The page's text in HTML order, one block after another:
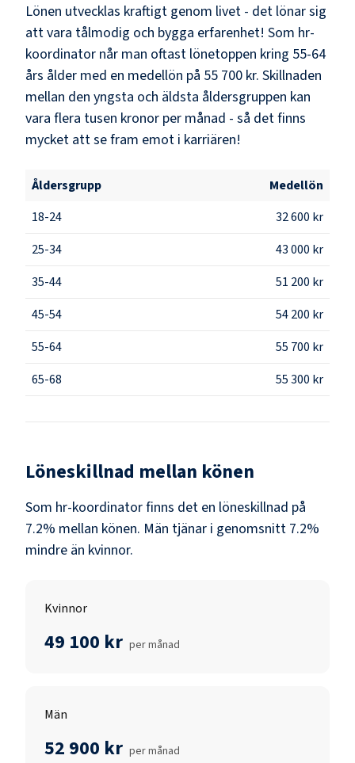
Lönen utvecklas kraftigt genom livet - det lönar sig
att vara tålmodig och bygga erfarenhet! Som hr-
koordinator når man oftast lönetoppen kring 55-64
års ålder med en medellön på 55 700 kr. Skillnaden
mellan den yngsta och äldsta åldersgruppen kan
vara flera tusen kronor per månad - så det finns
mycket att se fram emot i karriären!
Åldersgrupp
Medellön
18-24
32 600 kr
25-34
43 000 kr
35-44
51 200 kr
45-54
54 200 kr
55-64
55 700 kr
65-68
55 300 kr
Löneskillnad mellan könen
Som hr-koordinatorfinns det en löneskillnad på
7.2% mellan könen. Män tjänar i genomsnitt 7.2%
mindre än kvinnor.
Kvinnor
49 100 kr per månad
Män
52 900 kr per månad